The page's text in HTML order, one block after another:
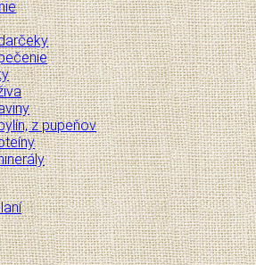
z pupeňov